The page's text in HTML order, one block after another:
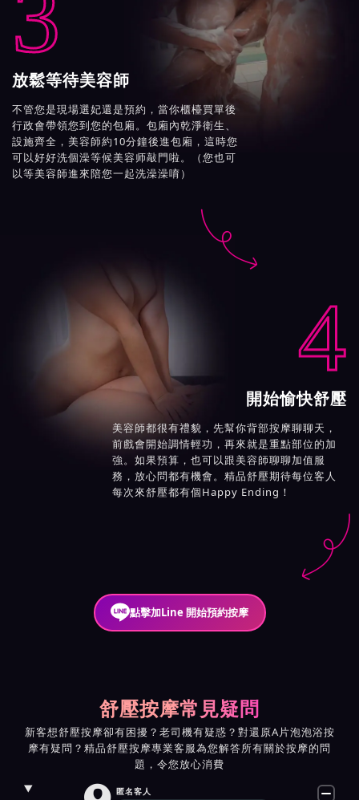
放鬆等待美容師
不管您是現場選妃還是預約，當你櫃檯買單後
行政會帶領您到您的包廂。包廂內乾淨衛生、
設施齊全，美容師約10分鐘後進包廂，這時您
可以好好洗個澡等候美容师敲門啦。（您也可
以等美容師進來陪您一起洗澡澡唷）

4
開始愉快舒壓
美容師都很有禮貌，先幫你背部按摩聊聊天，
前戲會開始調情輕功，再來就是重點部位的加
強。如果預算，也可以跟美容師聊聊加值服
務，放心問都有機會。精品舒壓期待每位客人
每次來舒壓都有個Happy Ending！
點擊加Line 開始預約按摩
舒壓按摩常見疑問
新客想舒壓按摩卻有困擾？老司機有疑惑？對還原A片泡泡浴按
摩有疑問？精品舒壓按摩專業客服為您解答所有關於按摩的問
題，令您放心消費
匿名客人